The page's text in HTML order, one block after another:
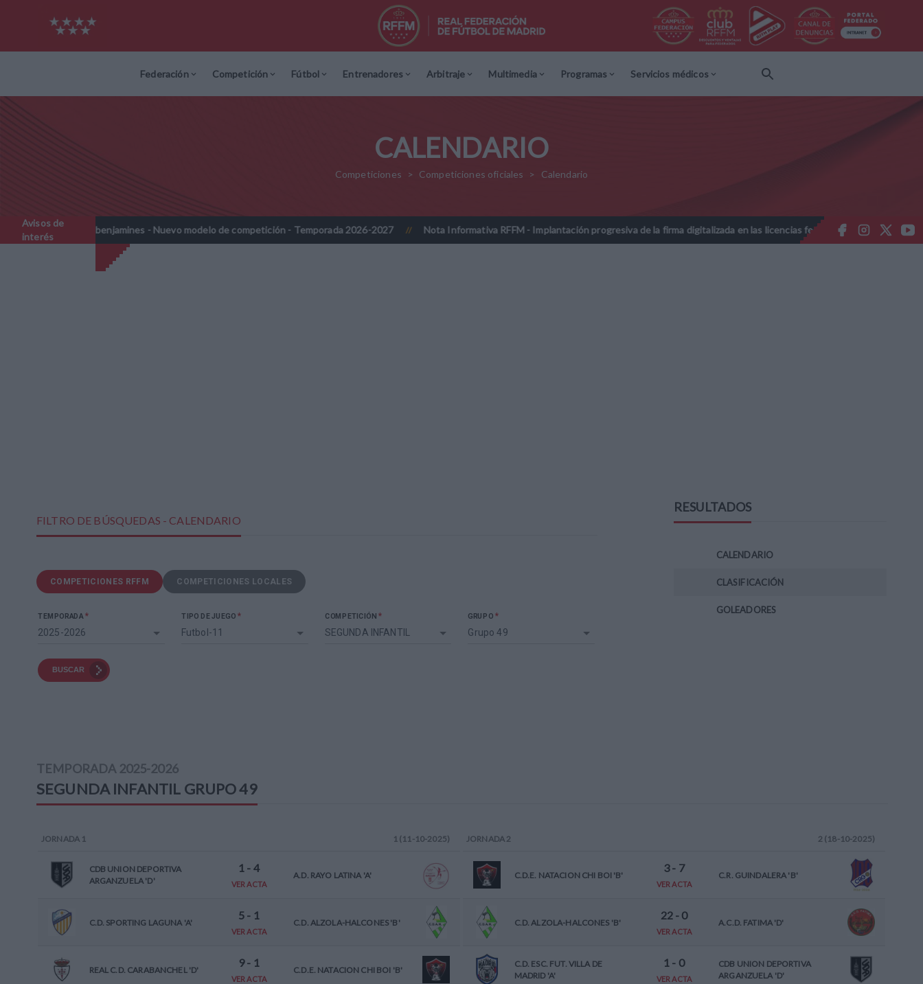
Federación Competición Fútbol Entrenadores Arbitraje Multimedia Programas Servicios médicos
CALENDARIO
Competiciones Competiciones oficiales Calendario
Avisos de
interés
Prebenjamines - Nuevo modelo de competición - Temporada 2026-2027 // Nota Informativa RFFM - Implantación progresiva de la firma digitalizada en las licencias federativas - Temporada 2026-2027
FILTRO DE BÚSQUEDAS - CALENDARIO
COMPETICIONES RFFM COMPETICIONES LOCALES
TEMPORADA*
2025-2026
TIPO DE JUEGO *
Futbol-11
COMPETICIÓN *
SEGUNDA INFANTIL
GRUPO*
Grupo 49
BUSCAR
RESULTADOS
CALENDARIO
CLASIFICACIÓN
GOLEADORES
TEMPORADA 2025-2026
SEGUNDA INFANTIL GRUPO 49
JORNADA 1 1 (11-10-2025)
CDB UNION DEPORTIVA
ARGANZUELA 'D'
1 - 4
VER ACTA
A.D. RAYO LATINA 'A'
C.D. SPORTING LAGUNA 'A'
5 - 1
VER ACTA
C.D. ALZOLA-HALCONES 'B'
REAL C.D. CARABANCHEL 'D'
9- 1
VER ACTA
C.D.E. NATACION CHI BOI 'B'
JORNADA 2 2 (18-10-2025)
C.D.E. NATACION CHI BOI 'B'
3- 7
VER ACTA
C.R. GUINDALERA 'B'
C.D. ALZOLA-HALCONES 'B'
22- 0
VER ACTA
A.C.D. FATIMA 'D'
C.D. ESC. FUT. VILLA DE
MADRID 'A'
1 - 0
VER ACTA
CDB UNION DEPORTIVA
ARGANZUELA 'D'